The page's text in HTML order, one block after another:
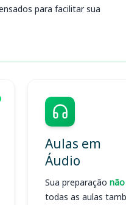
para facilitar sua
Aulas em
Áudio
Sua preparação
todas as aulas